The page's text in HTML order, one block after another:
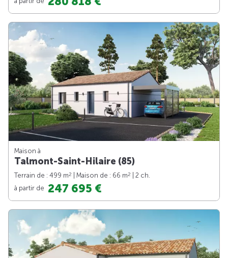
Maison à
Talmont-Saint-Hilaire (85)
Terrain de : 499 m2 | Maison de : 66 m2
| 2 ch.
à partir de 247 695 €